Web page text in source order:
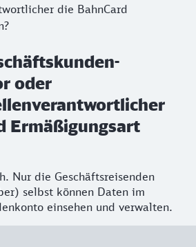
die BahnCard
oder
Ermäßigungsart
Nur die Geschäftsreisenden
selbst können Daten im
einsehen und verwalten.